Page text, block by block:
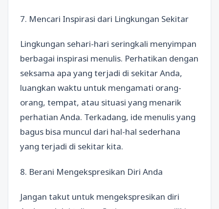
7. Mencari Inspirasi dari Lingkungan Sekitar
Lingkungan sehari-hari seringkali menyimpan
berbagai inspirasi menulis. Perhatikan dengan
seksama apa yang terjadi di sekitar Anda,
luangkan waktu untuk mengamati orang-
orang, tempat, atau situasi yang menarik
perhatian Anda. Terkadang, ide menulis yang
bagus bisa muncul dari hal-hal sederhana
yang terjadi di sekitar kita.
8. Berani Mengekspresikan Diri Anda
Jangan takut untuk mengekspresikan diri